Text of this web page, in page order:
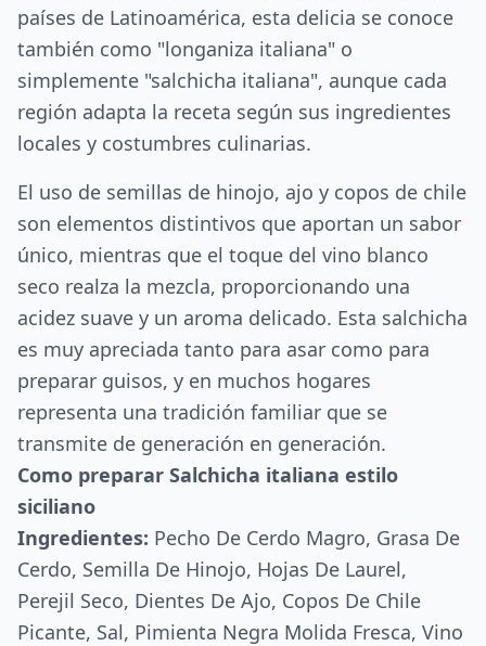
países de Latinoamérica, esta delicia se conoce
también como "longaniza italiana" o
simplemente "salchicha italiana", aunque cada
región adapta la receta según sus ingredientes
locales y costumbres culinarias.
El uso de semillas de hinojo, ajo y copos de chile
son elementos distintivos que aportan un sabor
único, mientras que el toque del vino blanco
seco realza la mezcla, proporcionando una
acidez suave y un aroma delicado. Esta salchicha
es muy apreciada tanto para asar como para
preparar guisos, y en muchos hogares
representa una tradición familiar que se
transmite de generación en generación.
Como preparar Salchicha italiana estilo
siciliano
Ingredientes: Pecho De Cerdo Magro, Grasa De
Cerdo, Semilla De Hinojo, Hojas De Laurel,
Perejil Seco, Dientes De Ajo, Copos De Chile
Picante, Sal, Pimienta Negra Molida Fresca, Vino